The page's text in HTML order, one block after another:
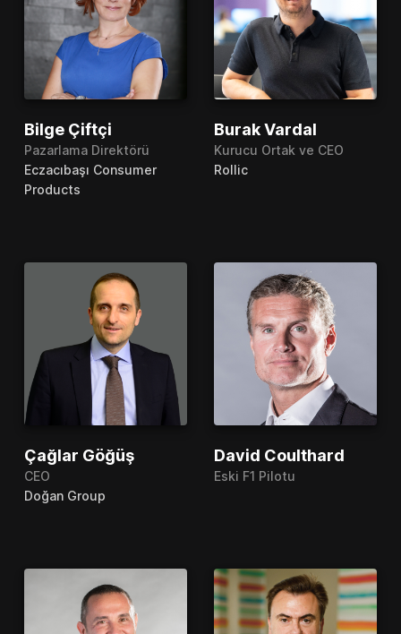
Bilge Çiftçi
Pazarlama Direktörü
Eczacıbaşı Consumer
Products
Burak Vardal
Kurucu Ortak ve CEO
Rollic
Çağlar Göğüş
CEO
Doğan Group
David Coulthard
Eski F1 Pilotu